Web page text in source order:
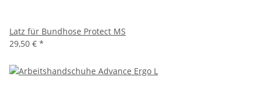
Latz für Bundhose Protect MS
29,50 € *